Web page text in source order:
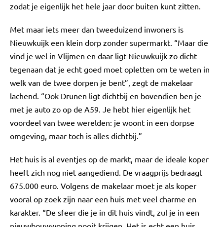
zodat je eigenlijk het hele jaar door buiten kunt zitten.
Met maar iets meer dan tweeduizend inwoners is
Nieuwkuijk een klein dorp zonder supermarkt. “Maar die
vind je wel in Vlijmen en daar ligt Nieuwkuijk zo dicht
tegenaan dat je echt goed moet opletten om te weten in
welk van de twee dorpen je bent”, zegt de makelaar
lachend. “Ook Drunen ligt dichtbij en bovendien ben je
met je auto zo op de A59. Je hebt hier eigenlijk het
voordeel van twee werelden: je woont in een dorpse
omgeving, maar toch is alles dichtbij.”
Het huis is al eventjes op de markt, maar de ideale koper
heeft zich nog niet aangediend. De vraagprijs bedraagt
675.000 euro. Volgens de makelaar moet je als koper
vooral op zoek zijn naar een huis met veel charme en
karakter. “De sfeer die je in dit huis vindt, zul je in een